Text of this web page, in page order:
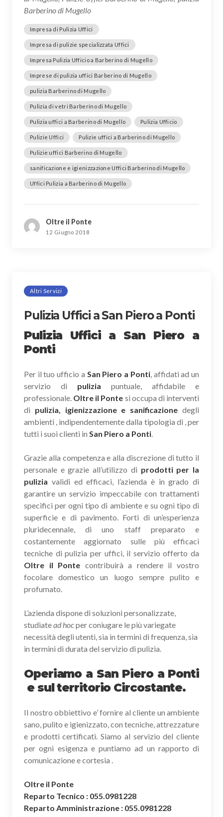
Barberino di Mugello
Impresa di Pulizia Uffici
Impresa di pulizie specializzata Uffici
Impresa Pulizia Ufficio a Barberino di Mugello
Imprese di pulizia uffici Barberino di Mugello
pulizia Barberino di Mugello
Pulizia di vetri Barberino di Mugello
Pulizia uffici a Barberino di Mugello Pulizia Ufficio
Pulizie Uffici Pulizie uffici a Barberino di Mugello
Pulizie uffici Barberino di Mugello
sanificazione e igienizzazione Uffici Barberino di Mugello
Uffici Pulizia a Barberino di Mugello
Oltre il Ponte
12 Giugno 2018
Altri Servizi
Pulizia Uffici a San Piero a Ponti
Pulizia Uffici a San Piero a
Ponti
Per il tuo ufficio a San Piero a Ponti, affidati ad un
servizio di pulizia puntuale, affidabile e
professionale. Oltre il Ponte si occupa di interventi
di pulizia, igienizzazione e sanificazione degli
ambienti , indipendentemente dalla tipologia di , per
tutti i suoi clienti in San Piero a Ponti.
Grazie alla competenza e alla discrezione di tutto il
personale e grazie all’utilizzo di prodotti per la
pulizia validi ed efficaci, l’azienda è in grado di
garantire un servizio impeccabile con trattamenti
specifici per ogni tipo di ambiente e su ogni tipo di
superficie e di pavimento. Forti di un’esperienza
pluridecennale, di uno staff preparato e
costantemente aggiornato sulle più efficaci
tecniche di pulizia per uffici, il servizio offerto da
Oltre il Ponte contribuirà a rendere il vostro
focolare domestico un luogo sempre pulito e
profumato.
L’azienda dispone di soluzioni personalizzate,
studiatead hocper coniugare le più variegate
necessità degli utenti, sia in termini di frequenza, sia
in termini di durata del servizio di pulizia.
Operiamo a San Piero a Ponti
e sul territorio Circostante.
Il nostro obbiettivo e’ fornire al cliente un ambiente
sano, pulito e igienizzato, con tecniche, attrezzature
e prodotti certificati. Siamo al servizio del cliente
per ogni esigenza e puntiamo ad un rapporto di
comunicazione e cortesia .
Oltre il Ponte
Reparto Tecnico : 055.0981228
Reparto Amministrazione : 055.0981228